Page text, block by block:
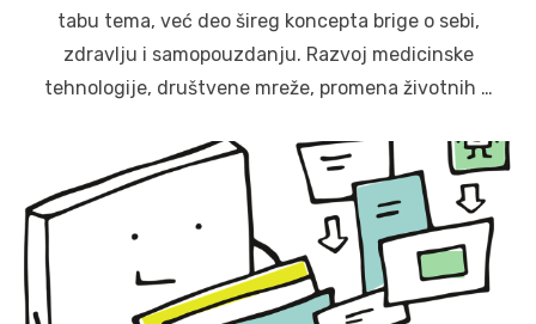
tabu tema, već deo šireg koncepta brige o sebi,
zdravlju i samopouzdanju. Razvoj medicinske
tehnologije, društvene mreže, promena životnih …